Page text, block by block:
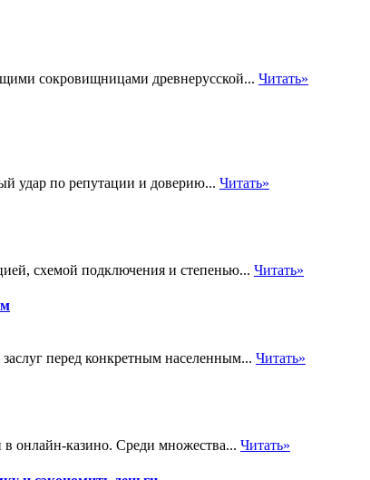
сокровищницами древнерусской... Читать»
удар по репутации и доверию... Читать»
схемой подключения и степенью... Читать»
перед конкретным населенным... Читать»
онлайн-казино. Среди множества... Читать»